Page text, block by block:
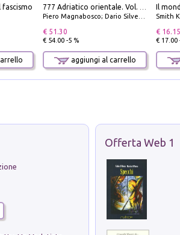
Piero Magnabosco; Dario Silvestro; Marco Sbrizzi
€ 51.30
€ 54.00 -5 %
aggiungi al carrello
Il
Smith
€ 16.15
€ 17.00
Offerta Web 1